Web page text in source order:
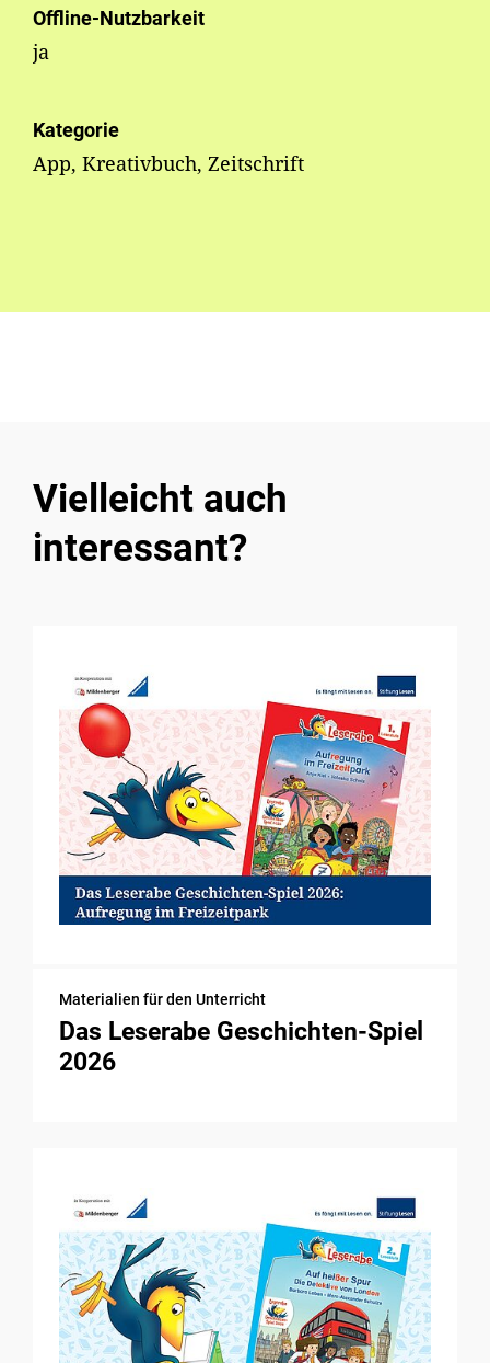
Offline-Nutzbarkeit
ja
Kategorie
App, Kreativbuch, Zeitschrift
Vielleicht auch
interessant?
Materialien für den Unterricht
Das Leserabe Geschichten-Spiel
2026